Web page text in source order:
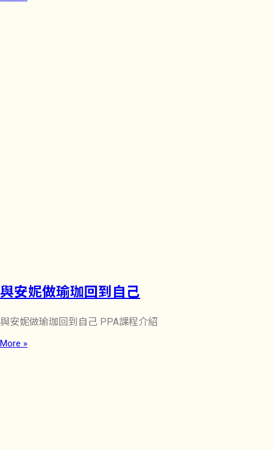
與安妮做瑜珈回到自己
與安妮做瑜珈回到自己 PPA課程介紹
More »